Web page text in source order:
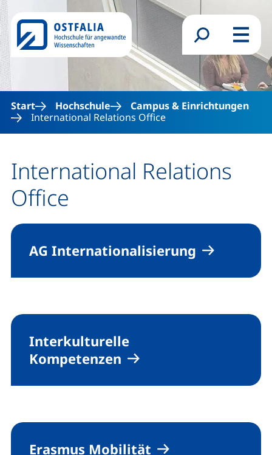
Direkt zum Inhalt
Suchformular
Menü
Start Hochschule
Campus & Einrichtungen
International Relations Office
International Relations
Office
AG Internationalisierung
Interkulturelle
Kompetenzen
Erasmus Mobilität